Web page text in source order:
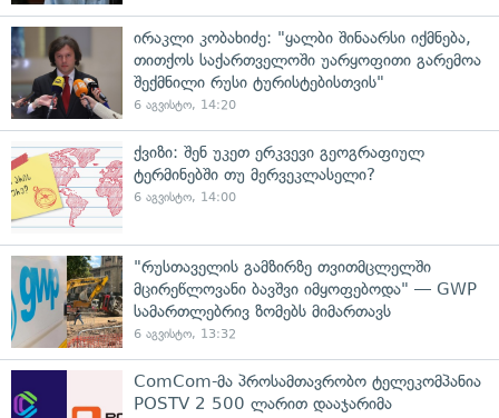
ირაკლი კობახიძე: "ყალბი შინაარსი იქმნება,
თითქოს საქართველოში უარყოფითი გარემოა
შექმნილი რუსი ტურისტებისთვის"
6 აგვისტო, 14:20
ქვიზი: შენ უკეთ ერკვევი გეოგრაფიულ
ტერმინებში თუ მერვეკლასელი?
6 აგვისტო, 14:00
"რუსთაველის გამზირზე თვითმცლელში
მცირეწლოვანი ბავშვი იმყოფებოდა" — GWP
სამართლებრივ ზომებს მიმართავს
6 აგვისტო, 13:32
ComCom-მა პროსამთავრობო ტელეკომპანია
POSTV 2 500 ლარით დააჯარიმა